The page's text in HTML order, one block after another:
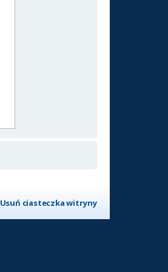
Usuń ciasteczka witryny